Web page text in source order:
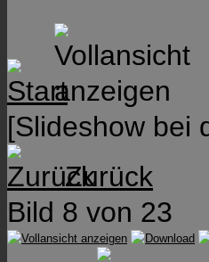
[Slideshow bei
Zurück
Bild 8 von 23